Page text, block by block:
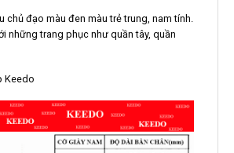
chủ đạo màu đen màu trẻ trung, nam tính.
những trang phục như quần tây, quần
Keedo